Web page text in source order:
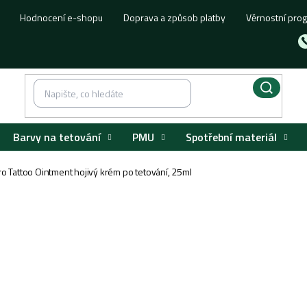
Hodnocení e-shopu Doprava a způsob platby Věrnostní
Barvy na tetování PMU Spotřební materiál
Tattoo Ointment hojivý krém po tetování, 25ml